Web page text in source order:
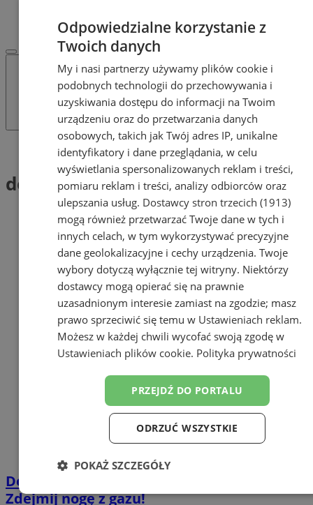
WSPÓŁPRACA
Tag: deszcz
deszcz (1)
Deszczowa pogoda to śliska nawierzchnia.
Zdejmij nogę z gazu!
Odpowiedzialne korzystanie z
Twoich danych
My i nasi partnerzy używamy plików cookie i
podobnych technologii do przechowywania i
uzyskiwania dostępu do informacji na Twoim
urządzeniu oraz do przetwarzania danych
osobowych, takich jak Twój adres IP, unikalne
identyfikatory i dane przeglądania, w celu
wyświetlania spersonalizowanych reklam i treści,
pomiaru reklam i treści, analizy odbiorców oraz
ulepszania usług. Dostawcy stron trzecich (1913)
mogą również przetwarzać Twoje dane w tych i
innych celach, w tym wykorzystywać precyzyjne
dane geolokalizacyjne i cechy urządzenia. Twoje
wybory dotyczą wyłącznie tej witryny. Niektórzy
dostawcy mogą opierać się na prawnie
uzasadnionym interesie zamiast na zgodzie; masz
prawo sprzeciwić się temu w Ustawieniach reklam.
Możesz w każdej chwili wycofać swoją zgodę w
Ustawieniach plików cookie. Polityka prywatności
PRZEJDŹ DO PORTALU
ODRZUĆ WSZYSTKIE
POKAŻ SZCZEGÓŁY
Niezbędne Wydajność Targetowanie